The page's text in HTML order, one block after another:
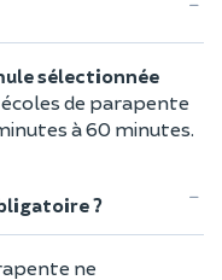
sélectionnée
de parapente
à 60 minutes.
?
ne